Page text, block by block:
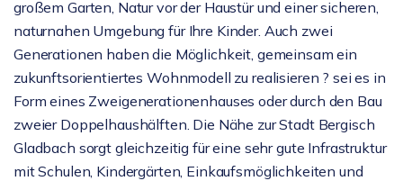
großem Garten, Natur vor der Haustür und einer sicheren,
naturnahen Umgebung für Ihre Kinder. Auch zwei
Generationen haben die Möglichkeit, gemeinsam ein
zukunftsorientiertes Wohnmodell zu realisieren ? sei es in
Form eines Zweigenerationenhauses oder durch den Bau
zweier Doppelhaushälften. Die Nähe zur Stadt Bergisch
Gladbach sorgt gleichzeitig für eine sehr gute Infrastruktur
mit Schulen, Kindergärten, Einkaufsmöglichkeiten und